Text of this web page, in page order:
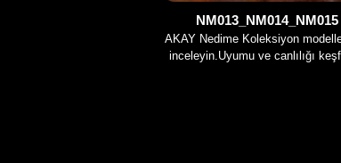
NM013_NM014_NM015
AKAY Nedime Koleksiyon
inceleyin.Uyumu ve canlılığı